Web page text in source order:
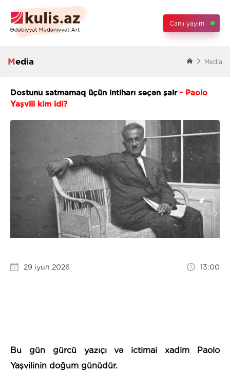
Canlı yayım
Media Media
Dostunu satmamaq üçün intiharı seçən şair - Paolo
Yaşvili kim idi?
29 iyun 2026 13:00
Bu gün gürcü yazıçı və ictimai xadim Paolo
Yaşvilinin doğum günüdür.